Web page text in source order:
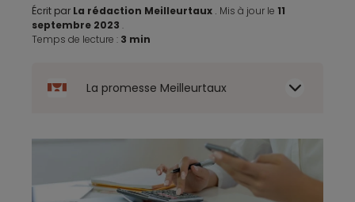
Écrit par La rédaction Meilleurtaux . Mis à jour le 11
septembre 2023 .
Temps de lecture : 3 min
La promesse Meilleurtaux